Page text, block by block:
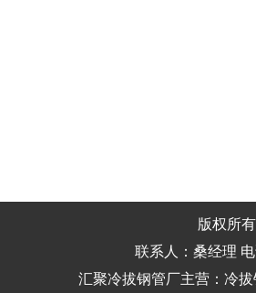
版权所
联系人：桑经理 电
汇聚冷拔钢管厂主营：冷